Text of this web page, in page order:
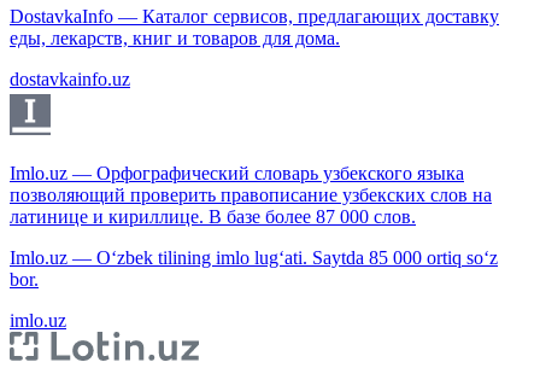
DostavkaInfo — Каталог сервисов, предлагающих доставку
еды, лекарств, книг и товаров для дома.
dostavkainfo.uz
Imlo.uz — Орфографический словарь узбекского языка
позволяющий проверить правописание узбекских слов на
латинице и кириллице. В базе более 87 000 слов.
Imlo.uz — O‘zbek tilining imlo lug‘ati. Saytda 85 000 ortiq so‘z
bor.
imlo.uz